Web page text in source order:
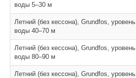
воды 5–30 м
Летний (без кессона), Grundfos, уровень
воды 40–70 м
Летний (без кессона), Grundfos, уровень
воды 80–90 м
Летний (без кессона), Grundfos, уровень